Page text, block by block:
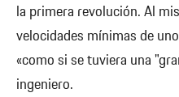
la primera revolución. Al
velocidades mínimas de
«como si se tuviera una
ingeniero.